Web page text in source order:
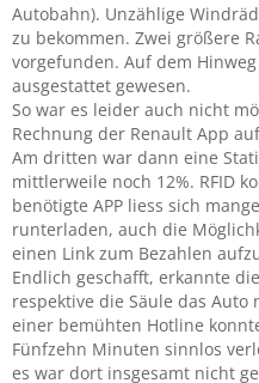
Autobahn). Unzählige
zu bekommen. Zwei größere
vorgefunden. Auf dem
ausgestattet gewesen.
So war es leider auch nicht
Rechnung der Renault App
Am dritten war dann eine
mittlerweile noch 12%. RFID
benötigte APP liess sich
runterladen, auch die
einen Link zum Bezahlen
Endlich geschafft, erkannte
respektive die Säule das
einer bemühten Hotline
Fünfzehn Minuten sinnlos
es war dort insgesamt nicht